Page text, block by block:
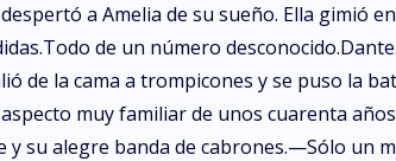
a Amelia de su sueño. Ella gimió
de un número
de la cama a trompicones y se puso la
muy familiar de unos cuarenta
y su alegre banda de cabrones.—Sólo